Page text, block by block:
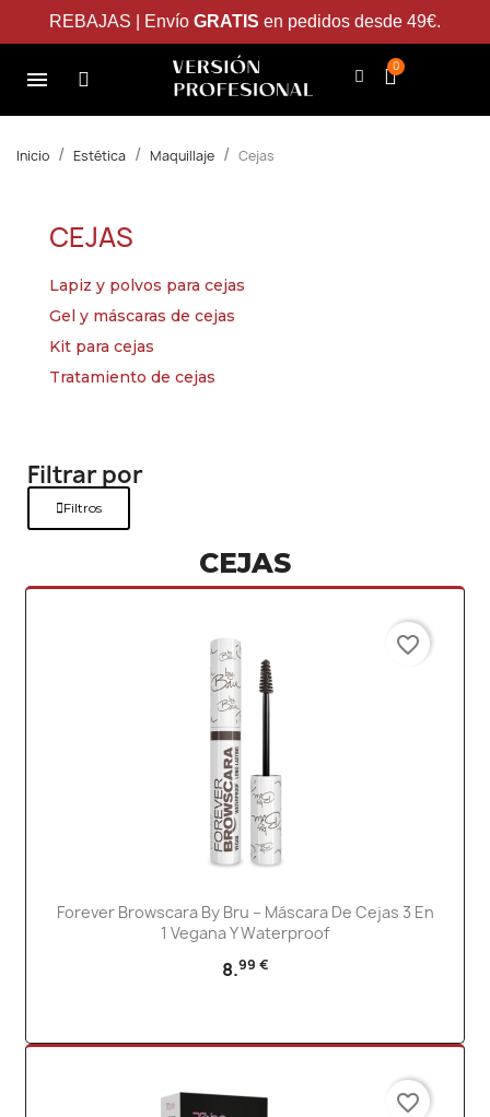
REBAJAS | Envío GRATIS en pedidos desde 49€.
Inicio Estética Maquillaje Cejas
CEJAS
Lapiz y polvos para cejas
Gel y máscaras de cejas
Kit para cejas
Tratamiento de cejas
Filtrar por
Filtros
CEJAS
Forever Browscara By Bru – Máscara De Cejas 3 En
1 Vegana Y Waterproof
8.99 €
favorite_border
favorite_border